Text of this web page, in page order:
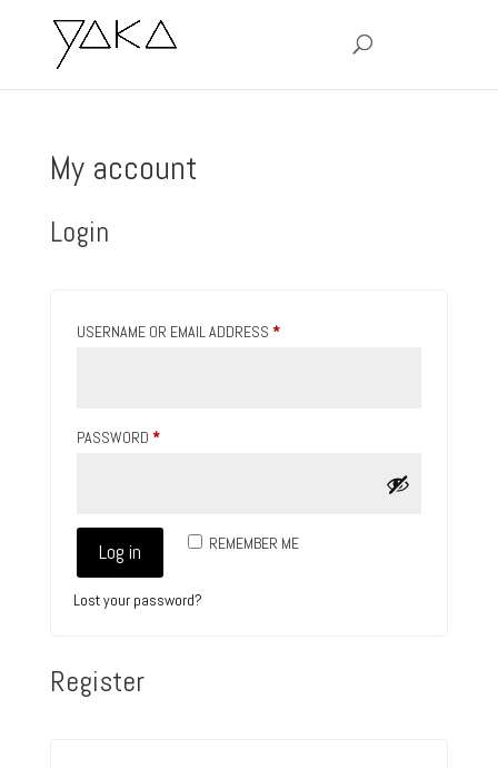
My account
Login
USERNAME OR EMAIL ADDRESS *REQUIRED
PASSWORD *REQUIRED
REMEMBER ME
Log in
Lost your password?
Register